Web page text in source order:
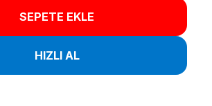
SEPETE EKLE
HIZLI AL